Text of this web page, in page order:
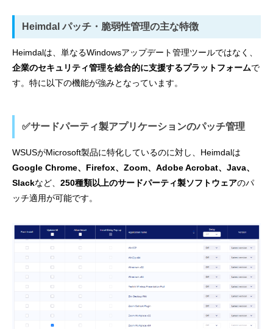
Heimdal パッチ・脆弱性管理の主な特徴
Heimdalは、単なるWindowsアップデート管理ツールではなく、
企業のセキュリティ管理を総合的に支援するプラットフォームで
す。特に以下の機能が強みとなっています。
✅サードパーティ製アプリケーションのパッチ管理
WSUSがMicrosoft製品に特化しているのに対し、Heimdalは
Google Chrome、Firefox、Zoom、Adobe Acrobat、Java、
Slackなど、 250種類以上のサードパーティ製ソフトウェアのパ
ッチ適用が可能です。